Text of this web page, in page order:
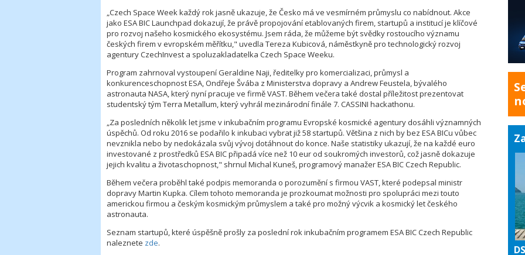
„Czech Space Week každý rok jasně ukazuje, že Česko má ve vesmírném průmyslu co nabídnout. Akce
jako ESA BIC Launchpad dokazují, že právě propojování etablovaných firem, startupů a institucí je klíčové
pro rozvoj našeho kosmického ekosystému. Jsem ráda, že můžeme být svědky rostoucího významu
českých firem v evropském měřítku," uvedla Tereza Kubicová, náměstkyně pro technologický rozvoj
agentury CzechInvest a spoluzakladatelka Czech Space Weeku.
Program zahrnoval vystoupení Geraldine Naji, ředitelky pro komercializaci, průmysl a
konkurenceschopnost ESA, Ondřeje Švába z Ministerstva dopravy a Andrew Feustela, bývalého
astronauta NASA, který nyní pracuje ve firmě VAST. Během večera také dostal příležitost prezentovat
studentský tým Terra Metallum, který vyhrál mezinárodní finále 7. CASSINI hackathonu.
„Za posledních několik let jsme v inkubačním programu Evropské kosmické agentury dosáhli významných
úspěchů. Od roku 2016 se podařilo k inkubaci vybrat již 58 startupů. Většina z nich by bez ESA BICu vůbec
nevznikla nebo by nedokázala svůj vývoj dotáhnout do konce. Naše statistiky ukazují, že na každé euro
investované z prostředků ESA BIC připadá více než 10 eur od soukromých investorů, což jasně dokazuje
jejich kvalitu a životaschopnost," shrnul Michal Kuneš, programový manažer ESA BIC Czech Republic.
Během večera proběhl také podpis memoranda o porozumění s firmou VAST, které podepsal ministr
dopravy Martin Kupka. Cílem tohoto memoranda je prozkoumat možnosti pro spolupráci mezi touto
americkou firmou a českým kosmickým průmyslem a také pro možný výcvik a kosmický let českého
astronauta.
Seznam startupů, které úspěšně prošly za poslední rok inkubačním programem ESA BIC Czech Republic
naleznete zde.